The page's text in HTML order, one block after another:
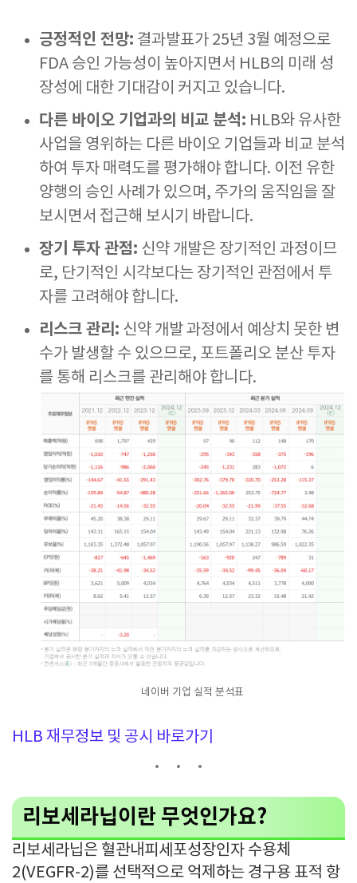
긍정적인 전망: 결과발표가 25년 3월 예정으로
FDA 승인 가능성이 높아지면서 HLB의 미래 성
장성에 대한 기대감이 커지고 있습니다.
다른 바이오 기업과의 비교 분석: HLB와 유사한
사업을 영위하는 다른 바이오 기업들과 비교 분석
하여 투자 매력도를 평가해야 합니다. 이전 유한
양행의 승인 사례가 있으며, 주가의 움직임을 잘
보시면서 접근해 보시기 바랍니다.
장기 투자 관점: 신약 개발은 장기적인 과정이므
로, 단기적인 시각보다는 장기적인 관점에서 투
자를 고려해야 합니다.
리스크 관리: 신약 개발 과정에서 예상치 못한 변
수가 발생할 수 있으므로, 포트폴리오 분산 투자
를 통해 리스크를 관리해야 합니다.
네이버 기업 실적 분석표
HLB 재무정보 및 공시 바로가기
리보세라닙이란 무엇인가요?
리보세라닙은 혈관내피세포성장인자 수용체
2(VEGFR-2)를 선택적으로 억제하는 경구용 표적 항